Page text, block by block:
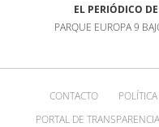
EL PERIÓDICO
PARQUE EUROPA 9
CONTACTO
PORTAL DE TRANSPARENCIA